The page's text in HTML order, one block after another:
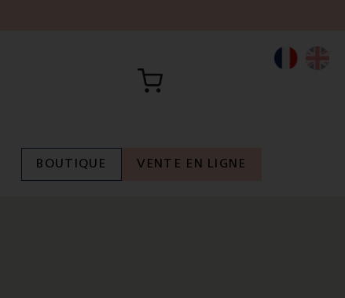
VENTE EN LIGNE
BOUTIQUE